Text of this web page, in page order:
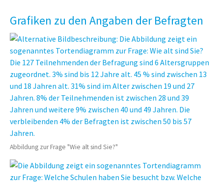
Grafiken zu den Angaben der Befragten
Abbildung zur Frage "Wie alt sind Sie?"